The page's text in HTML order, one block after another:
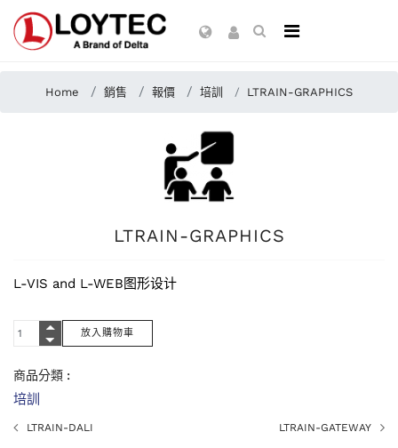
Home 銷售 報價 培訓 LTRAIN-GRAPHICS
LTRAIN-GRAPHICS
L-VIS and L-WEB图形设计
商品分類 :
培訓
LTRAIN-DALI LTRAIN-GATEWAY